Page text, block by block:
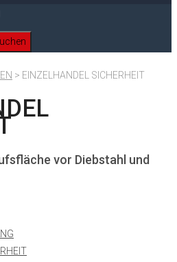
> EINZELHANDEL SICHERHEIT
vor Diebstahl und